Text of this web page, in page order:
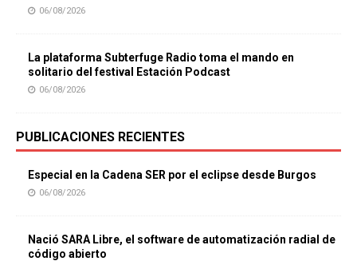
06/08/2026
La plataforma Subterfuge Radio toma el mando en
solitario del festival Estación Podcast
06/08/2026
PUBLICACIONES RECIENTES
Especial en la Cadena SER por el eclipse desde Burgos
06/08/2026
Nació SARA Libre, el software de automatización radial de
código abierto